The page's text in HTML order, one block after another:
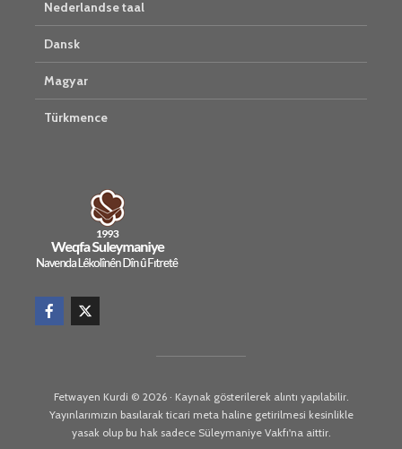
Nederlandse taal
Dansk
Magyar
Türkmence
Fetwayen Kurdi © 2026 · Kaynak gösterilerek alıntı yapılabilir.
Yayınlarımızın basılarak ticari meta haline getirilmesi kesinlikle
yasak olup bu hak sadece Süleymaniye Vakfı'na aittir.